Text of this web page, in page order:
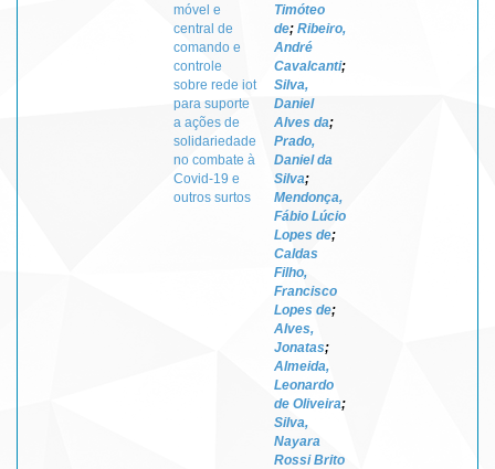
móvel e
central de
comando e
controle
sobre rede iot
para suporte
a ações de
solidariedade
no combate à
Covid-19 e
outros surtos
Timóteo
de; Ribeiro,
André
Cavalcanti;
Silva,
Daniel
Alves da;
Prado,
Daniel da
Silva;
Mendonça,
Fábio Lúcio
Lopes de;
Caldas
Filho,
Francisco
Lopes de;
Alves,
Jonatas;
Almeida,
Leonardo
de Oliveira;
Silva,
Nayara
Rossi Brito